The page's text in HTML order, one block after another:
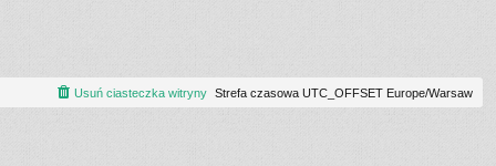
Strefa czasowa UTC_OFFSET Europe/Warsaw
Usuń ciasteczka witryny